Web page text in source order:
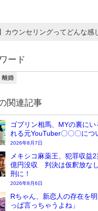
カウンセリングってどんな
ード
離婚
関連記事
ゴブリン相馬、MYの裏にい
れる元YouTuber〇〇〇につ
2026年8月7日
メキシコ麻薬王、犯罪収益
億円没収 判決は仮釈放な
刑に！
2026年8月6日
Rちゃん、新恋人の存在を
っぱ言っちゃうよね」